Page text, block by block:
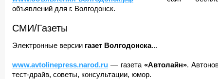
объявлений для г. Волгодонск.
СМИ/Газеты
Электронные версии газет Волгодонска...
www.avtolinepress.narod.ru — газета«Автолайн».
тест-драйв, советы, консультации, юмор.